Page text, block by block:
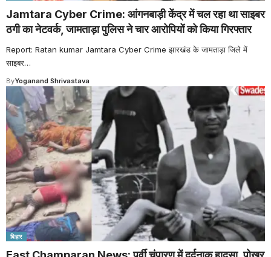
Jamtara Cyber Crime: आंगनबाड़ी केंद्र में चल रहा था साइबर
ठगी का नेटवर्क, जामताड़ा पुलिस ने चार आरोपियों को किया गिरफ्तार
Report: Ratan kumar Jamtara Cyber Crime झारखंड के जामताड़ा जिले में
साइबर…
ByYoganand Shrivastava
बिहार